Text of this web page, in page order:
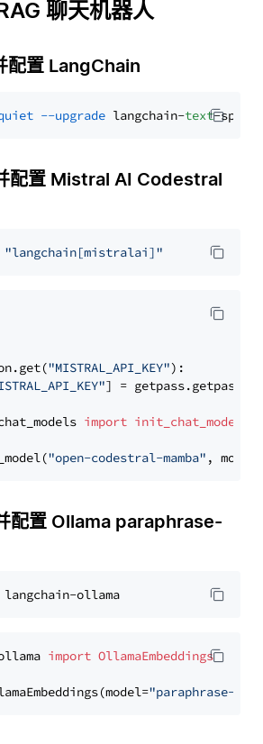
聊天机器人
配置 LangChain
--upgrade langchain-text
配置 Mistral AI Codestral
"langchain[mistralai]"
"MISTRAL_API_KEY"):
] = getpass.getpass(
import init_chat_model
"open-codestral-mamba" ,
配置 Ollama paraphrase-
import OllamaEmbeddings
"paraphrase-